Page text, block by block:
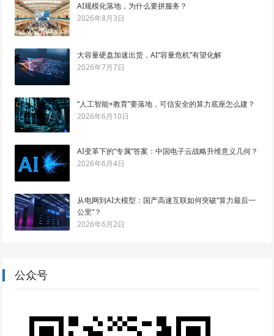
AI规模化落地，为什么要拼服务？
2026年8月3日
大容量硬盘加速出货，AI“容量危机”有望化解
2026年7月7日
“人工智能+教育”要落地，可信安全的算力底座怎么建？
2026年6月10日
AI变革下的“专属”答案：中国电子云战略升维意义几何？
2026年6月4日
从电网到AI大模型：国产高速互联如何突破“算力最后一
公里”？
2026年6月2日
公众号